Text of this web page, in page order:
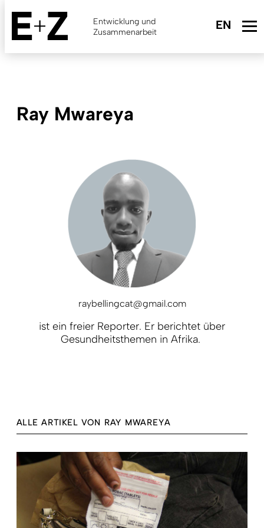
Skip
main
content
Entwicklung und
Zusammenarbeit
Ray Mwareya
raybellingcat@gmail.com
ist ein freier Reporter. Er berichtet über
Gesundheitsthemen in Afrika.
ALLE ARTIKEL VON RAY MWAREYA